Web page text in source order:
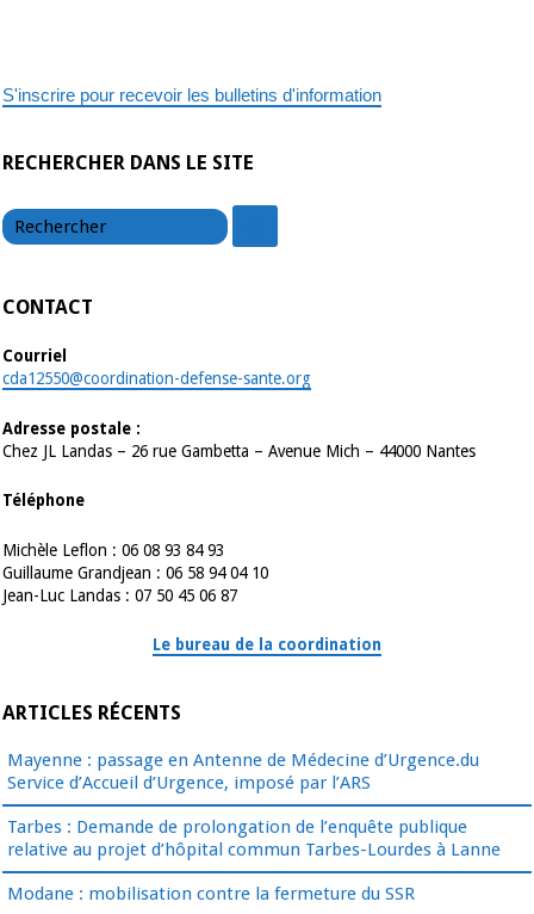
S'inscrire pour recevoir les bulletins d'information
RECHERCHER DANS LE SITE
CONTACT
Courriel
cda12550@coordination-defense-sante.org
Adresse postale :
Chez JL Landas – 26 rue Gambetta – Avenue Mich – 44000 Nantes
Téléphone
Michèle Leflon : 06 08 93 84 93
Guillaume Grandjean : 06 58 94 04 10
Jean-Luc Landas : 07 50 45 06 87
Le bureau de la coordination
ARTICLES RÉCENTS
Mayenne : passage en Antenne de Médecine d’Urgence.du
Service d’Accueil d’Urgence, imposé par l’ARS
Tarbes : Demande de prolongation de l’enquête publique
relative au projet d’hôpital commun Tarbes-Lourdes à Lanne
Modane : mobilisation contre la fermeture du SSR